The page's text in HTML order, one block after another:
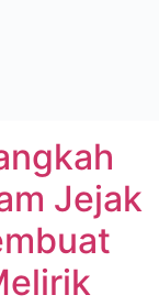
Jejak